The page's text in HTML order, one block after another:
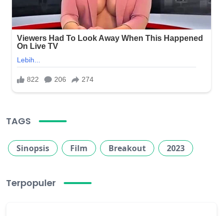
TAGS
Sinopsis Film Breakout 2023
Terpopuler